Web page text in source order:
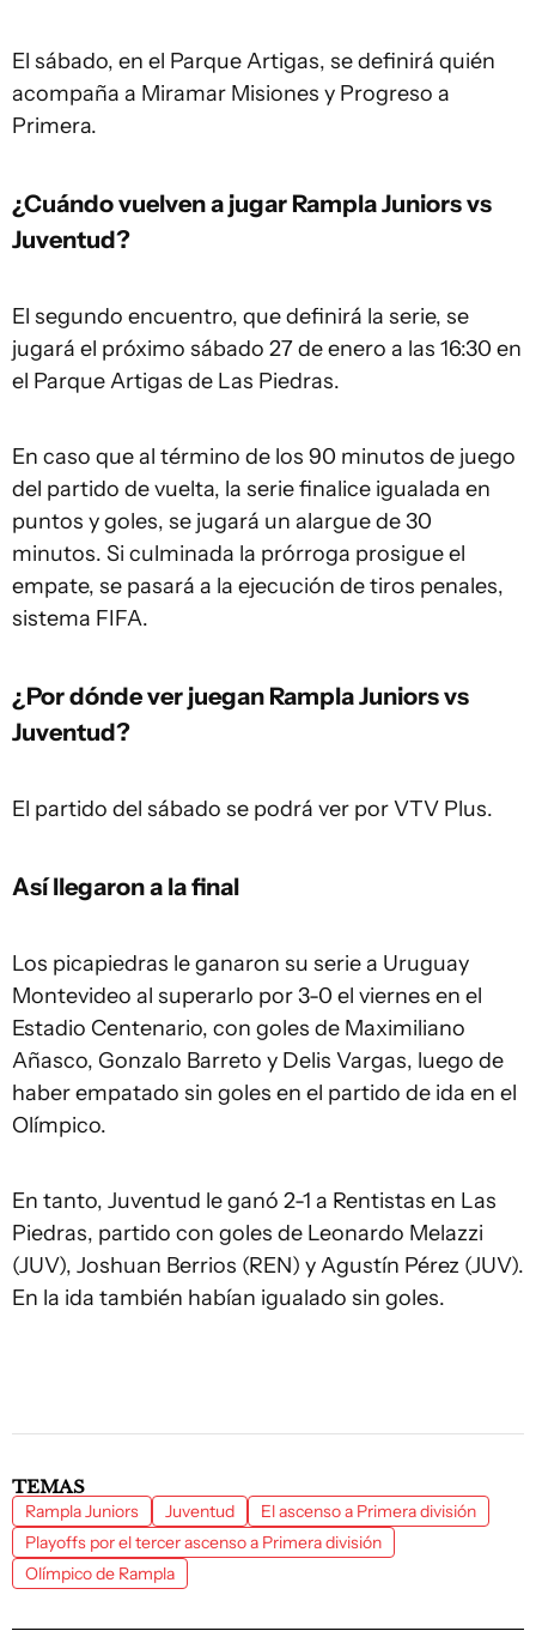
El sábado, en el Parque Artigas, se definirá quién
acompaña a Miramar Misiones y Progreso a
Primera.
¿Cuándo vuelven a jugar Rampla Juniors vs
Juventud?
El segundo encuentro, que definirá la serie, se
jugará el próximo sábado 27 de enero a las 16:30 en
el Parque Artigas de Las Piedras.
En caso que al término de los 90 minutos de juego
del partido de vuelta, la serie finalice igualada en
puntos y goles, se jugará un alargue de 30
minutos. Si culminada la prórroga prosigue el
empate, se pasará a la ejecución de tiros penales,
sistema FIFA.
¿Por dónde ver juegan Rampla Juniors vs
Juventud?
El partido del sábado se podrá ver por VTV Plus.
Así llegaron a la final
Los picapiedras le ganaron su serie a Uruguay
Montevideo al superarlo por 3-0 el viernes en el
Estadio Centenario, con goles de Maximiliano
Añasco, Gonzalo Barreto y Delis Vargas, luego de
haber empatado sin goles en el partido de ida en el
Olímpico.
En tanto, Juventud le ganó 2-1 a Rentistas en Las
Piedras, partido con goles de Leonardo Melazzi
(JUV), Joshuan Berrios (REN) y Agustín Pérez (JUV).
En la ida también habían igualado sin goles.
TEMAS
Rampla Juniors Juventud
El ascenso a Primera división
Playoffs por el tercer ascenso a Primera división
Olímpico de Rampla